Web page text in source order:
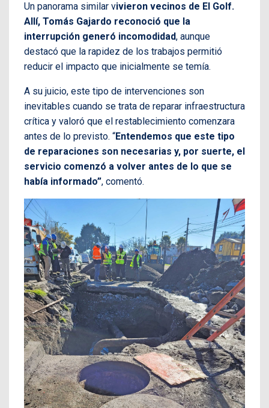
Un panorama similar vivieron vecinos de El Golf.
Allí, Tomás Gajardo reconoció que la
interrupción generó incomodidad, aunque
destacó que la rapidez de los trabajos permitió
reducir el impacto que inicialmente se temía.
A su juicio, este tipo de intervenciones son
inevitables cuando se trata de reparar infraestructura
crítica y valoró que el restablecimiento comenzara
antes de lo previsto. “Entendemos que este tipo
de reparaciones son necesarias y, por suerte, el
servicio comenzó a volver antes de lo que se
había informado”, comentó.